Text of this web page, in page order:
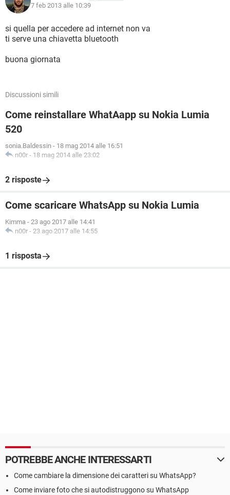
7 feb 2013 alle 10:39
si quella per accedere ad internet non va
ti serve una chiavetta bluetooth
buona giornata
Discussioni simili
Come reinstallare WhatAapp su Nokia Lumia
520
sonia.Baldessin - 18 mag 2014 alle 16:51
n00r - 18 mag 2014 alle 23:02
2 risposte
Come scaricare WhatsApp su Nokia Lumia
Kimma - 23 ago 2017 alle 14:41
n00r - 23 ago 2017 alle 14:55
1 risposta
POTREBBE ANCHE INTERESSARTI
Come cambiare la dimensione dei caratteri su WhatsApp?
Come inviare foto che si autodistruggono su WhatsApp